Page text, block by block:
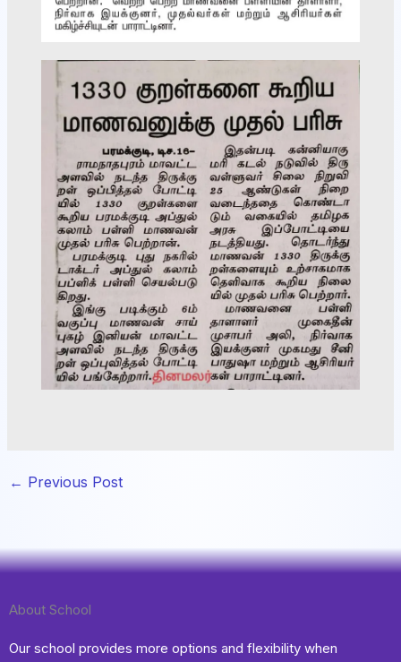
← Previous Post
About School
Our school provides more options and flexibility when